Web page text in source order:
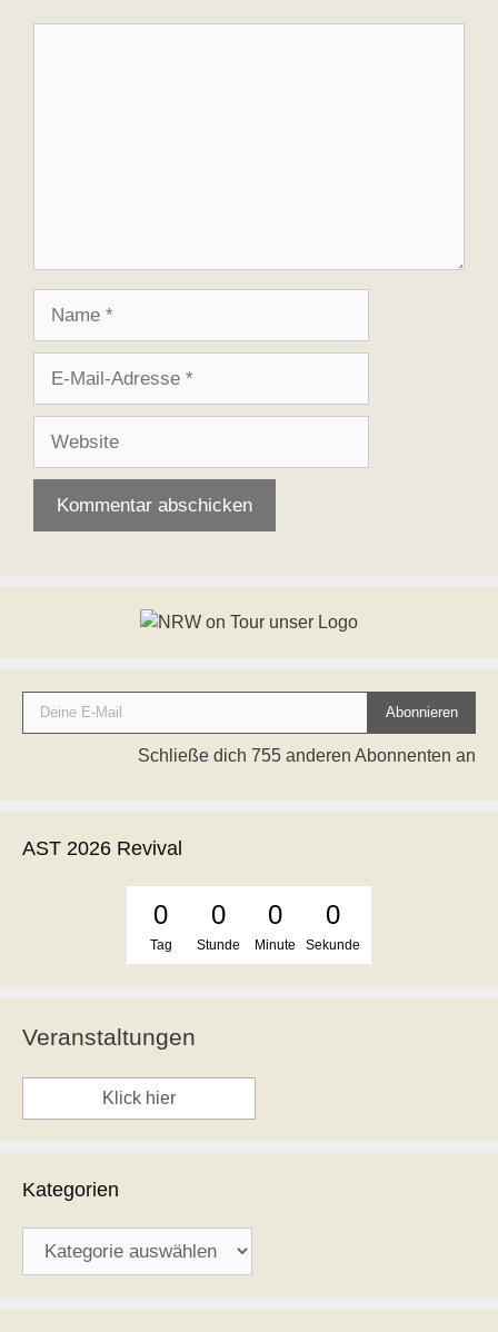
Adresse
Deine E-Mail
Abonnieren
Schließe dich 755 anderen Abonnenten an
AST 2026 Revival
0
Tag
0
Stunde
0
Minute
0
Sekunde
Veranstaltungen
Klick hier
Kategorien